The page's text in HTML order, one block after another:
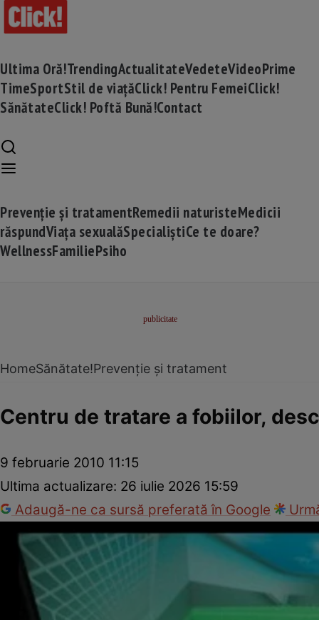
Ultima Oră!TrendingActualitateVedeteVideoPrime
TimeSportStil de viațăClick! Pentru FemeiClick!
SănătateClick! Poftă Bună!Contact
Prevenție și tratamentRemedii naturisteMedicii
răspundViața sexualăSpecialiștiCe te doare?
WellnessFamiliePsiho
HomeSănătate!Prevenție și tratament
Centru de tratare a fobiilor,
9 februarie 2010 11:15
Ultima actualizare: 26 iulie 2026 15:59
Adaugă-ne ca sursă preferată în Google